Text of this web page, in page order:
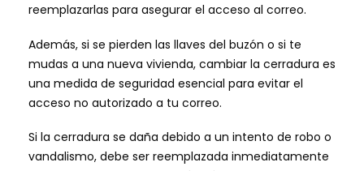
reemplazarlas para asegurar el acceso al correo.
Además, si se pierden las llaves del buzón o si te
mudas a una nueva vivienda, cambiar la cerradura es
una medida de seguridad esencial para evitar el
acceso no autorizado a tu correo.
Si la cerradura se daña debido a un intento de robo o
vandalismo, debe ser reemplazada inmediatamente